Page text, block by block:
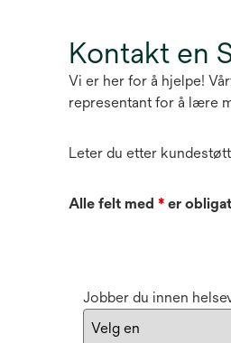
Kontakt en
Vi er her for å hjelpe!
representant for å lære
Leter du etter
Alle felt med * er
Jobber du innen